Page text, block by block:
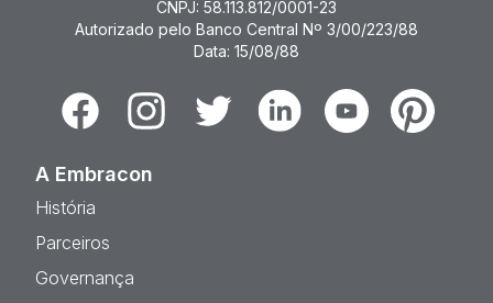
CNPJ: 58.113.812/0001-23
Autorizado pelo Banco Central Nº 3/00/223/88
Data: 15/08/88
FacebookInstagramTwitter LinkedinYoutubePinterest
A Embracon
História
Parceiros
Governança